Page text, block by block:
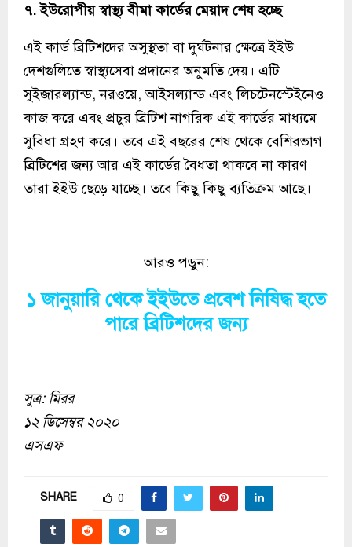
৭. ইউরোপীয় স্বাস্থ্য বীমা কার্ডের মেয়াদ শেষ হচ্ছে
এই কার্ড ব্রিটিশদের অসুস্থতা বা দুর্ঘটনার ক্ষেত্রে ইইউ
দেশগুলিতে স্বাস্থ্যসেবা প্রদানের অনুমতি দেয়। এটি
সুইজারল্যান্ড, নরওয়ে, আইসল্যান্ড এবং লিচটেনস্টেইনেও
কাজ করে এবং প্রচুর ব্রিটিশ নাগরিক এই কার্ডের মাধ্যমে
সুবিধা গ্রহণ করে। তবে এই বছরের শেষ থেকে বেশিরভাগ
ব্রিটিশের জন্য আর এই কার্ডের বৈধতা থাকবে না কারণ
তারা ইইউ ছেড়ে যাচ্ছে। তবে কিছু কিছু ব্যতিক্রম আছে।
আরও পড়ুন:
১ জানুয়ারি থেকে ইইউতে প্রবেশ নিষিদ্ধ হতে
পারে ব্রিটিশদের জন্য
সুত্র: মিরর
১২ ডিসেম্বর ২০২০
এসএফ
SHARE 0